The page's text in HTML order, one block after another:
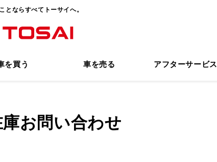
とならすべてトーサイへ。
を買う 車を売る アフターサービス
お問い合わせ